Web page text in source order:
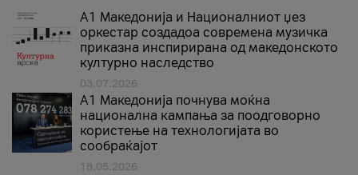
А1 Македонија и Националниот џез
оркестар создадоа современа музичка
приказна инспирирана од македонското
културно наследство
03.07.2026
A1 Македонија почнува моќна
национална кампања за поодговорно
користење на технологијата во
сообраќајот
18.05.2026